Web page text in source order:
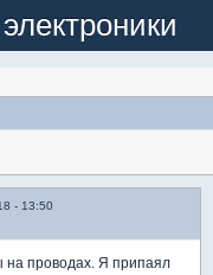
- 13:50
на проводах. Я припаял